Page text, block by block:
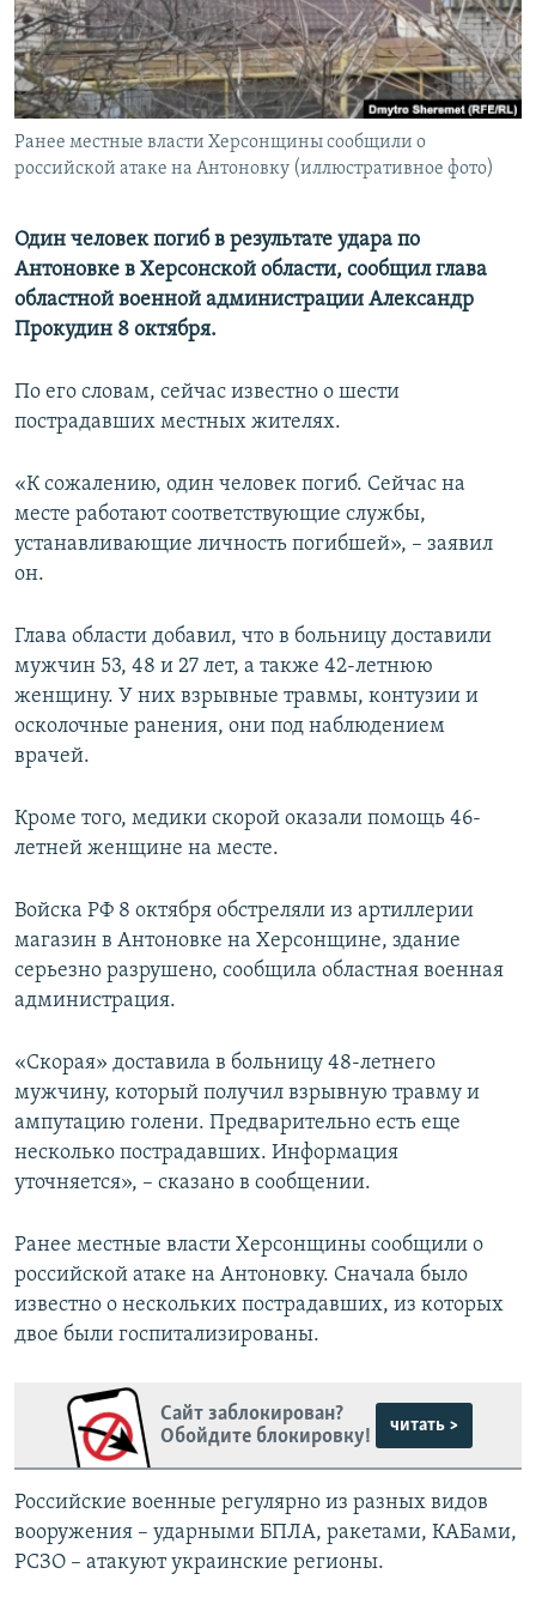
ПОБЕДИТЕЛЕЙ НЕ СУДЯТ?
КРЫМ.НЕПОКОРЕННЫЙ
ELIFBE
УКРАИНСКАЯ ПРОБЛЕМА КРЫМА
ПРИСОЕДИНЯЙТЕСЬ!
Ранее местные власти Херсонщины сообщили о
российской атаке на Антоновку (иллюстративное фото)
Один человек погиб в результате удара по
Антоновке в Херсонской области, сообщил глава
областной военной администрации Александр
Прокудин 8 октября.
По его словам, сейчас известно о шести
пострадавших местных жителях.
«К сожалению, один человек погиб. Сейчас на
месте работают соответствующие службы,
устанавливающие личность погибшей», – заявил
он.
Глава области добавил, что в больницу доставили
мужчин 53, 48 и 27 лет, а также 42-летнюю
женщину. У них взрывные травмы, контузии и
осколочные ранения, они под наблюдением
врачей.
Кроме того, медики скорой оказали помощь 46-
летней женщине на месте.
Войска РФ 8 октября обстреляли из артиллерии
магазин в Антоновке на Херсонщине, здание
серьезно разрушено, сообщила областная военная
администрация.
«Скорая» доставила в больницу 48-летнего
мужчину, который получил взрывную травму и
ампутацию голени. Предварительно есть еще
несколько пострадавших. Информация
уточняется», – сказано в сообщении.
Ранее местные власти Херсонщины сообщили о
российской атаке на Антоновку. Сначала было
известно о нескольких пострадавших, из которых
двое были госпитализированы.
Сайт заблокирован?
Обойдите блокировку!
читать >
Российские военные регулярно из разных видов
вооружения – ударными БПЛА, ракетами, КАБами,
РСЗО – атакуют украинские регионы.